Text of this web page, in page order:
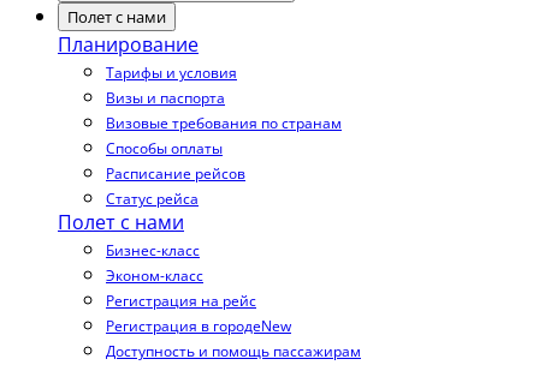
Полет с нами
Планирование
Тарифы и условия
Визы и паспорта
Визовые требования по странам
Способы оплаты
Расписание рейсов
Статус рейса
Полет с нами
Бизнес-класс
Эконом-класс
Регистрация на рейс
Регистрация в городеNew
Доступность и помощь пассажирам